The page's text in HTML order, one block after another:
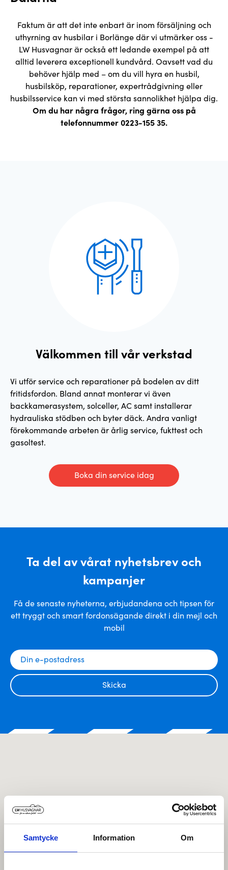
Samtycke Information Om
Faktum är att det inte enbart är inom försäljning och
uthyrning av husbilar i Borlänge där vi utmärker oss -
LW Husvagnar är också ett ledande exempel på att
alltid leverera exceptionell kundvård. Oavsett vad du
behöver hjälp med – om du vill hyra en husbil,
husbilsköp, reparationer, expertrådgivning eller
husbilsservice kan vi med största sannolikhet hjälpa dig.
Om du har några frågor, ring gärna oss på
telefonnummer0223-155 35.
Välkommen till vår verkstad
Vi utför service och reparationer på bodelen av ditt
fritidsfordon. Bland annat monterar vi även
backkamerasystem, solceller, AC samt installerar
hydrauliska stödben och byter däck. Andra vanligt
förekommande arbeten är årlig service, fukttest och
gasoltest.
Boka din service idag
Ta del av vårat nyhetsbrev och
kampanjer
Få de senaste nyheterna, erbjudandena och tipsen för
ett tryggt och smart fordonsägande direkt i din mejl och
mobil
Skicka